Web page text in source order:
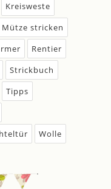
Kreisweste
Mütze stricken
Rentier
Strickbuch
Tipps
Wolle